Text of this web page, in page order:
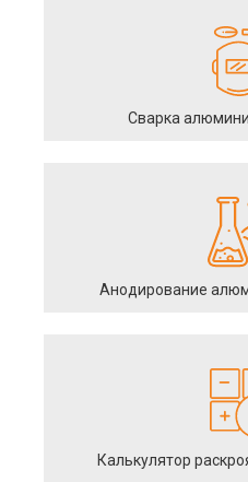
Сварка
Анодирование
Калькулятор